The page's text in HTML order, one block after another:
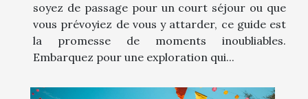
soyez de passage pour un court séjour ou que
vous prévoyiez de vous y attarder, ce guide est
la promesse de moments inoubliables.
Embarquez pour une exploration qui...